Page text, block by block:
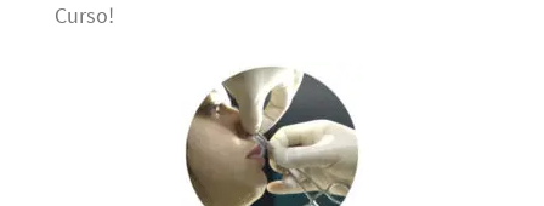
Curso!